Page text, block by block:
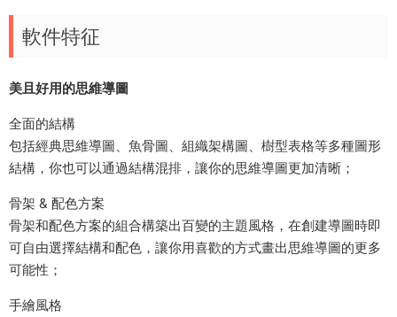
軟件特征
美且好用的思維導圖
全面的結構
包括經典思維導圖、魚骨圖、組織架構圖、樹型表格等多種圖形
結構，你也可以通過結構混排，讓你的思維導圖更加清晰；
骨架 & 配色方案
骨架和配色方案的組合構築出百變的主題風格，在創建導圖時即
可自由選擇結構和配色，讓你用喜歡的方式畫出思維導圖的更多
可能性；
手繪風格